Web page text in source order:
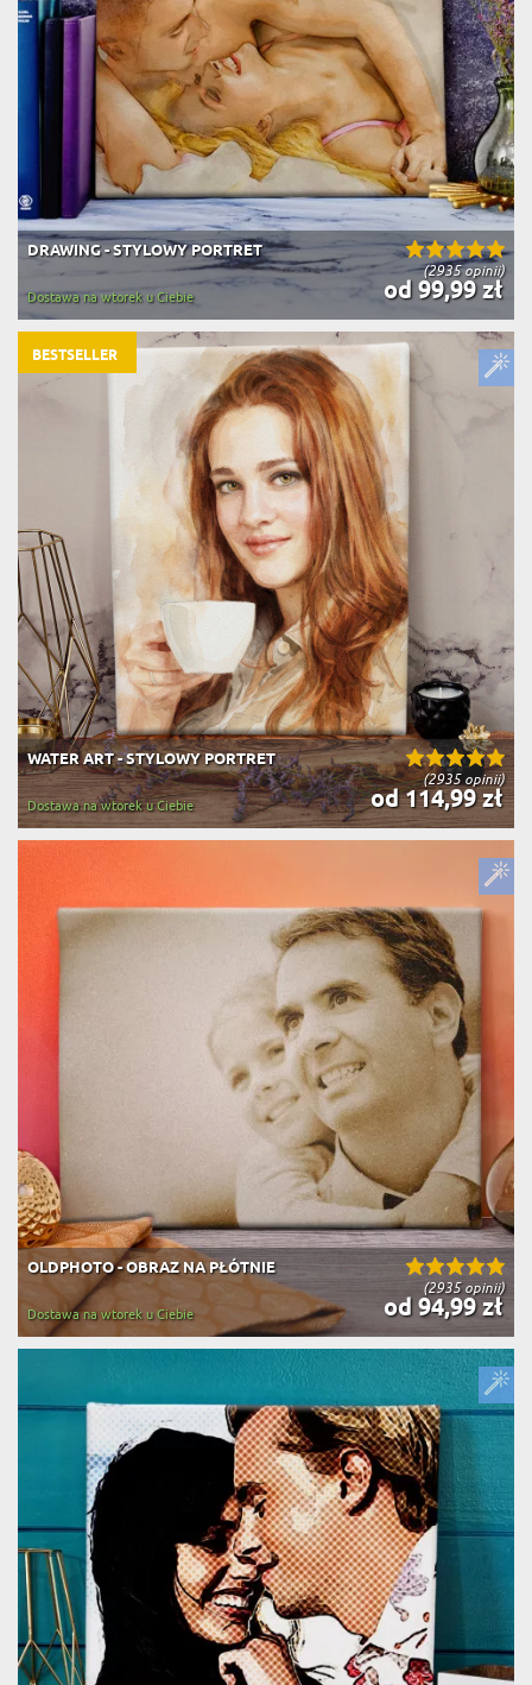
(2935 opinii)
DRAWING - STYLOWY PORTRET
od 99,99 zł
Dostawa na wtorek u Ciebie
(2935 opinii)
WATER ART - STYLOWY PORTRET
od 114,99 zł
Dostawa na wtorek u Ciebie
BESTSELLER
(2935 opinii)
OLDPHOTO - OBRAZ NA PŁÓTNIE
od 94,99 zł
Dostawa na wtorek u Ciebie